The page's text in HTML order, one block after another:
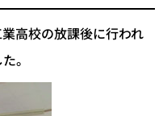
高校の放課後に行われ
。